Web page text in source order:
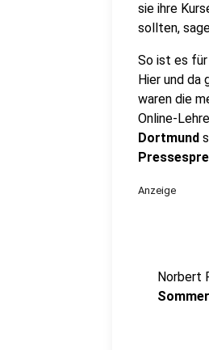
sie ihre
sollten,
So ist es
Hier und da
waren die
Online-
Dortmund
Anzeige
Norbert